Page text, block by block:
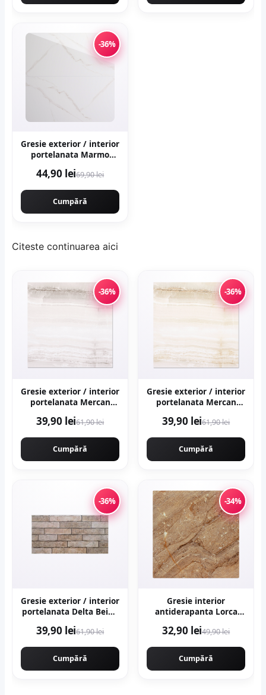
-36%
Gresie exterior / interior
portelanata Marmo
lucioasa rectificata tip
44,90 lei69,90 lei
Cumpără
Citeste continuarea aici
-36%
Gresie exterior / interior
portelanata Mercan
lucioasa tip marmura
39,90 lei61,90 lei
Cumpără
-36%
Gresie exterior / interior
portelanata Mercan
lucioasa tip marmura
39,90 lei61,90 lei
Cumpără
-36%
Gresie exterior / interior
portelanata Delta Beige
rectificata tip piatra
39,90 lei61,90 lei
Cumpără
-34%
Gresie interior
antiderapanta Lorca
mata tip marmura
32,90 lei49,90 lei
Cumpără